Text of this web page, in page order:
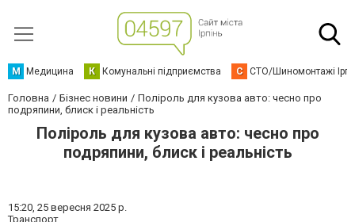
М Медицина К Комунальні підприємства С СТО/Шиномонтажі
Головна Бізнес новини
Поліроль для кузова авто: чесно про
подряпини, блиск і реальність
Поліроль для кузова авто: чесно про
подряпини, блиск і реальність
15:20, 25 вересня 2025 р.
Транспорт